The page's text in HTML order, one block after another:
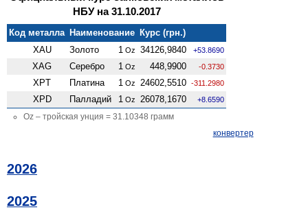
НБУ на 31.10.2017
Код металла Наименование Курс (грн.)
XAU
Золото 1 Oz 34126,9840 +53.8690
XAG Серебро 1 Oz 448,9900 -0.3730
XPT Платина 1 Oz 24602,5510 -311.2980
XPD Палладий 1 Oz 26078,1670 +8.6590
Oz – тройская унция = 31.10348 грамм
конвертер
2026
2025